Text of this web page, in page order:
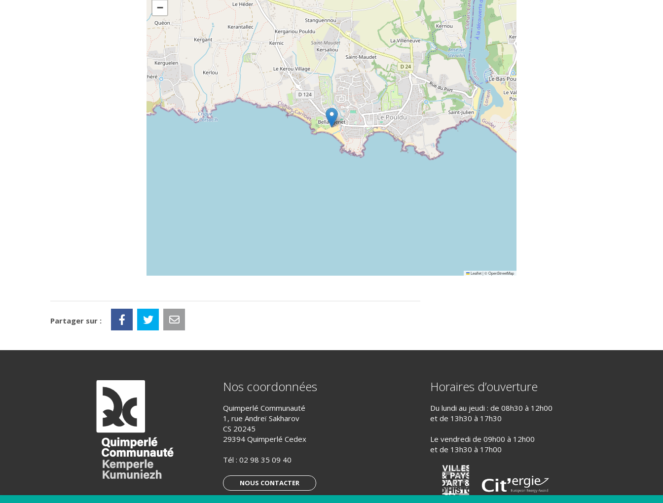
−
Leaflet|©OpenStreetMap
Partager sur :
Nos coordonnées
Quimperlé Communauté
1, rue Andreï Sakharov
CS 20245
29394 Quimperlé Cedex
Tél : 02 98 35 09 40
NOUS CONTACTER
Horaires d’ouverture
Du lundi au jeudi : de 08h30 à 12h00
et de 13h30 à 17h30
Le vendredi de 09h00 à 12h00
et de 13h30 à 17h00